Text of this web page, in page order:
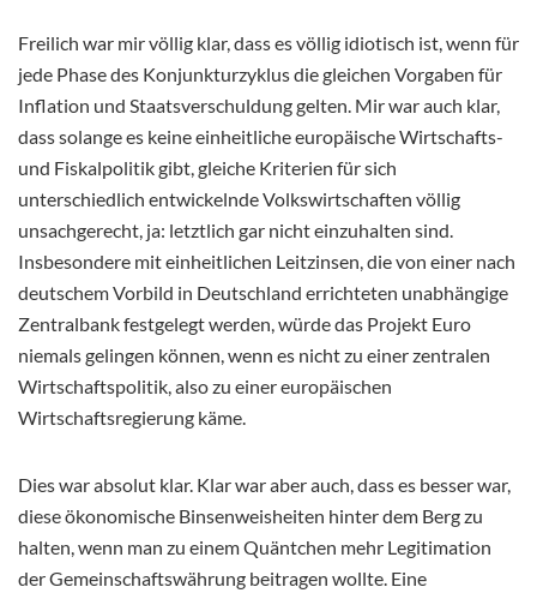
Freilich war mir völlig klar, dass es völlig idiotisch ist, wenn für
jede Phase des Konjunkturzyklus die gleichen Vorgaben für
Inflation und Staatsverschuldung gelten. Mir war auch klar,
dass solange es keine einheitliche europäische Wirtschafts-
und Fiskalpolitik gibt, gleiche Kriterien für sich
unterschiedlich entwickelnde Volkswirtschaften völlig
unsachgerecht, ja: letztlich gar nicht einzuhalten sind.
Insbesondere mit einheitlichen Leitzinsen, die von einer nach
deutschem Vorbild in Deutschland errichteten unabhängige
Zentralbank festgelegt werden, würde das Projekt Euro
niemals gelingen können, wenn es nicht zu einer zentralen
Wirtschaftspolitik, also zu einer europäischen
Wirtschaftsregierung käme.
Dies war absolut klar. Klar war aber auch, dass es besser war,
diese ökonomische Binsenweisheiten hinter dem Berg zu
halten, wenn man zu einem Quäntchen mehr Legitimation
der Gemeinschaftswährung beitragen wollte. Eine